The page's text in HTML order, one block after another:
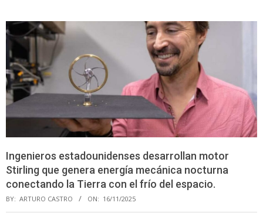
Ingenieros estadounidenses desarrollan motor
Stirling que genera energía mecánica nocturna
conectando la Tierra con el frío del espacio.
BY: ARTURO CASTRO ON: 16/11/2025